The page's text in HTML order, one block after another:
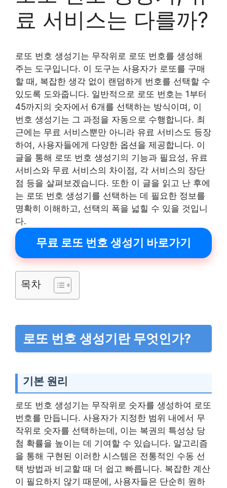
료 서비스는 다를까?
로또 번호 생성기는 무작위로 로또 번호를 생성해
주는 도구입니다. 이 도구는 사용자가 로또를 구매
할 때, 복잡한 생각 없이 랜덤하게 번호를 선택할 수
있도록 도와줍니다. 일반적으로 로또 번호는 1부터
45까지의 숫자에서 6개를 선택하는 방식이며, 이
번호 생성기는 그 과정을 자동으로 수행합니다. 최
근에는 무료 서비스뿐만 아니라 유료 서비스도 등장
하여, 사용자들에게 다양한 옵션을 제공합니다. 이
글을 통해 로또 번호 생성기의 기능과 필요성, 유료
서비스와 무료 서비스의 차이점, 각 서비스의 장단
점 등을 살펴보겠습니다. 또한 이 글을 읽고 난 후에
는 로또 번호 생성기를 선택하는 데 필요한 정보를
명확히 이해하고, 선택의 폭을 넓힐 수 있을 것입니
다.
무료 로또 번호 생성기 바로가기
목차
로또 번호 생성기란 무엇인가?
기본 원리
로또 번호 생성기는 무작위로 숫자를 생성하여 로또
번호를 만듭니다. 사용자가 지정한 범위 내에서 무
작위로 숫자를 선택하는데, 이는 복권의 특성상 당
첨 확률을 높이는 데 기여할 수 있습니다. 알고리즘
을 통해 구현된 이러한 시스템은 전통적인 수동 선
택 방법과 비교할 때 더 쉽고 빠릅니다. 복잡한 계산
이 필요하지 않기 때문에, 사용자들은 단순히 원하